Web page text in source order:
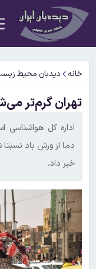
خانه دیدبان محیط
تهران گرم‌تر
اداره کل
دما از وزش باد
خبر داد.